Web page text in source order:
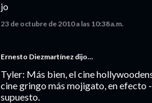
jo
23 de octubre de 2010 a las 10:38 a.m.
Ernesto Diezmartínez dijo…
Tyler: Más bien, el cine
cine gringo más mojigato, en efecto
supuesto.